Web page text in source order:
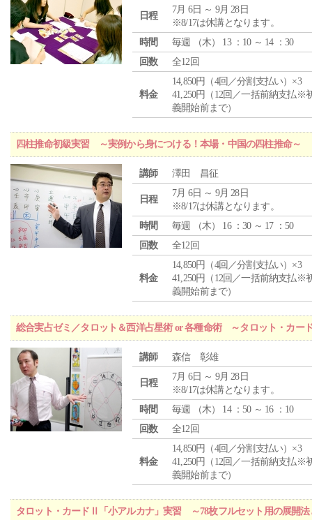
日程
7月 6日 ～ 9月 28日
※8/17は休講となります。
時間
毎週 （木） 13 ：10 ～ 14 ：30
回数
全12回
料金
14,850円（4回／分割支払い）×3
41,250円（12回／一括前納支払※
義開始前まで）
四柱推命初級実習 ～実例から身につける！本場・中国の四柱推命～
講師 澤田 昌征
日程
7月 6日 ～ 9月 28日
※8/17は休講となります。
時間
毎週 （木） 16 ：30 ～ 17 ：50
回数
全12回
料金
14,850円（4回／分割支払い）×3
41,250円（12回／一括前納支払※
義開始前まで）
総合実占ゼミ／タロット＆西洋占星術 or 各種命術 ～タロット・カー
講師 森信 彰雄
日程
7月 6日 ～ 9月 28日
※8/17は休講となります。
時間
毎週 （木） 14 ：50 ～ 16 ：10
回数
全12回
料金
14,850円（4回／分割支払い）×3
41,250円（12回／一括前納支払※
義開始前まで）
タロット・カードⅡ「小アルカナ」実習 ～78枚フルセット用の展開法